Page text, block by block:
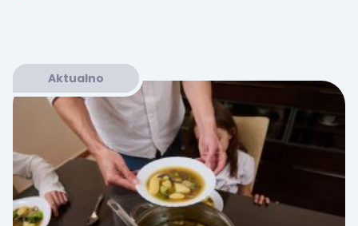
Aktualno